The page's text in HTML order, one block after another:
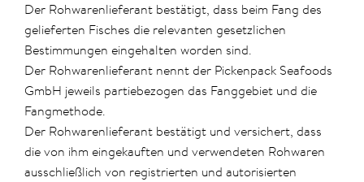
Der Rohwarenlieferant bestätigt, dass beim Fang des
gelieferten Fisches die relevanten gesetzlichen
Bestimmungen eingehalten worden sind.
Der Rohwarenlieferant nennt der Pickenpack Seafoods
GmbH jeweils partiebezogen das Fanggebiet und die
Fangmethode.
Der Rohwarenlieferant bestätigt und versichert, dass
die von ihm eingekauften und verwendeten Rohwaren
ausschließlich von registrierten und autorisierten